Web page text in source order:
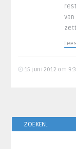
15 juni 2012 om
ZOEKEN..